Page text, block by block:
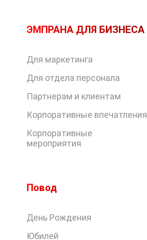
ЭМПРАНА ДЛЯ БИЗНЕСА
Для маркетинга
Для отдела персонала
Партнерам и клиентам
Корпоративные впечатления
Корпоративные
мероприятия
Повод
День Рождения
Юбилей